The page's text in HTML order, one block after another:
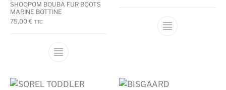
SHOOPOM BOUBA FUR BOOTS
MARINE BOTTINE
75,00€ TTC
Ce produit a plusieurs variations. Les
Ce produit a